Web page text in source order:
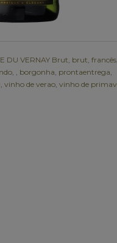
DU VERNAY Brut brut francês
borgonha prontaentrega
vinho de verao vinho de